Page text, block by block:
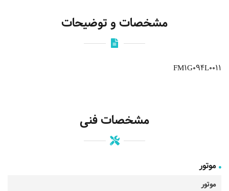
مشخصات و توضیحات
FM1G094L0011
مشخصات فنی
موتور
موتور